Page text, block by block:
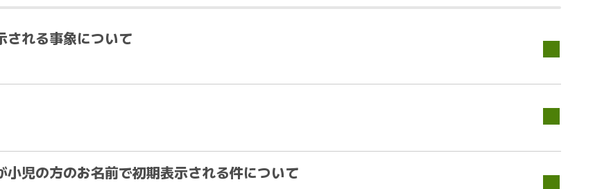
される事象について
児の方のお名前で初期表示される件について